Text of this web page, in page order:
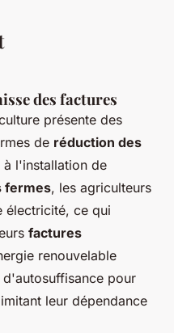
des factures
présente des
de réduction des
à l'installation de
fermes, les agriculteurs
électricité, ce qui
factures
renouvelable
pour
leur dépendance